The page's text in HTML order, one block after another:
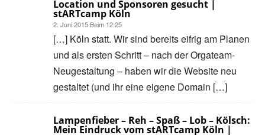
Location und Sponsoren gesucht |
stARTcamp Köln
2. Juni 2015 Beim 12:25
[…] Köln statt. Wir sind bereits eif­rig am Pla­nen
und als ers­ten Schritt – nach der Orgateam-
Neugestaltung – haben wir die Web­site neu
gestal­tet (und ihr eine eigene Domain […]
Lampenfieber – Reh – Spaß – Lob – Kölsch:
Mein Eindruck vom stARTcamp Köln |